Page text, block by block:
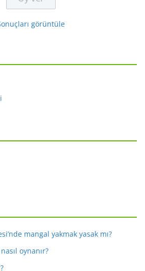
görüntüle
mangal yakmak yasak mı?
oynanır?